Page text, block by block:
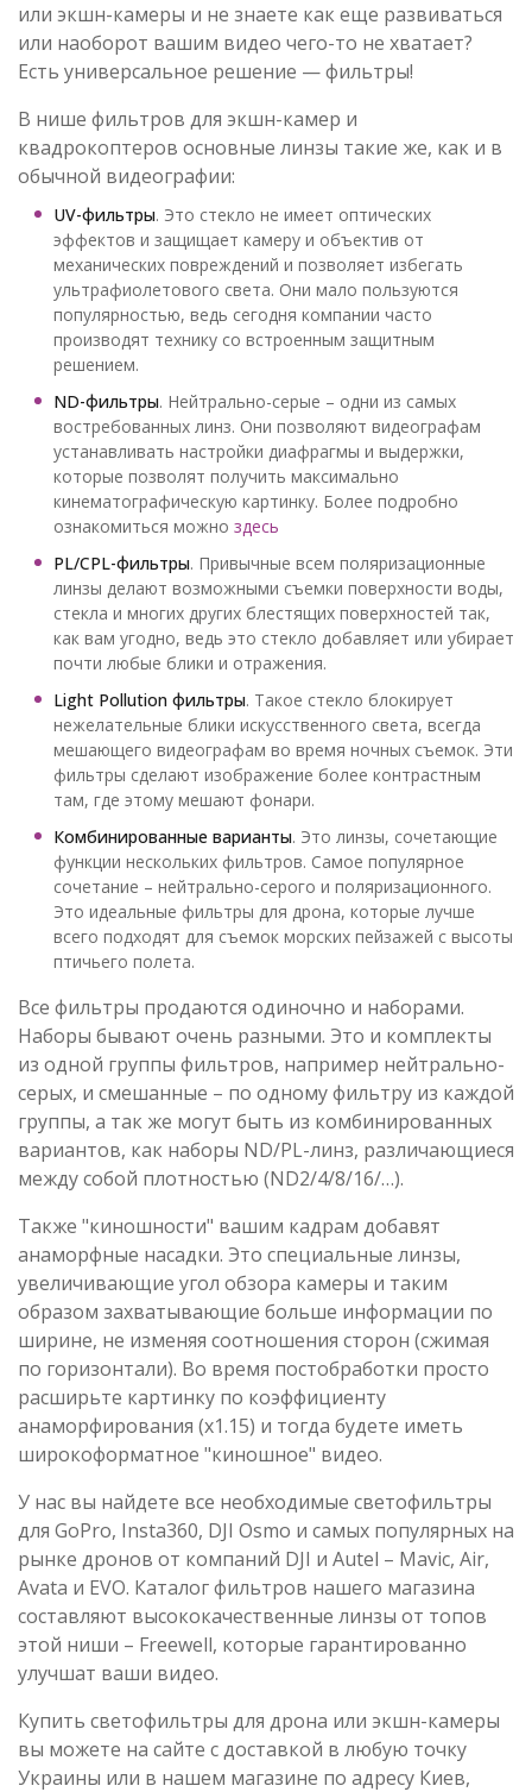
или экшн-камеры и не знаете как еще развиваться
или наоборот вашим видео чего-то не хватает?
Есть универсальное решение — фильтры!
В нише фильтров для экшн-камер и
квадрокоптеров основные линзы такие же, как и в
обычной видеографии:
UV-фильтры. Это стекло не имеет оптических
эффектов и защищает камеру и объектив от
механических повреждений и позволяет избегать
ультрафиолетового света. Они мало пользуются
популярностью, ведь сегодня компании часто
производят технику со встроенным защитным
решением.
ND-фильтры. Нейтрально-серые – одни из самых
востребованных линз. Они позволяют видеографам
устанавливать настройки диафрагмы и выдержки,
которые позволят получить максимально
кинематографическую картинку. Более подробно
ознакомиться можно здесь
PL/CPL-фильтры. Привычные всем поляризационные
линзы делают возможными съемки поверхности воды,
стекла и многих других блестящих поверхностей так,
как вам угодно, ведь это стекло добавляет или убирает
почти любые блики и отражения.
Light Pollution фильтры. Такое стекло блокирует
нежелательные блики искусственного света, всегда
мешающего видеографам во время ночных съемок. Эти
фильтры сделают изображение более контрастным
там, где этому мешают фонари.
Комбинированные варианты. Это линзы, сочетающие
функции нескольких фильтров. Самое популярное
сочетание – нейтрально-серого и поляризационного.
Это идеальные фильтры для дрона, которые лучше
всего подходят для съемок морских пейзажей с высоты
птичьего полета.
Все фильтры продаются одиночно и наборами.
Наборы бывают очень разными. Это и комплекты
из одной группы фильтров, например нейтрально-
серых, и смешанные – по одному фильтру из каждой
группы, а так же могут быть из комбинированных
вариантов, как наборы ND/PL-линз, различающиеся
между собой плотностью (ND2/4/8/16/…).
Также "киношности" вашим кадрам добавят
анаморфные насадки. Это специальные линзы,
увеличивающие угол обзора камеры и таким
образом захватывающие больше информации по
ширине, не изменяя соотношения сторон (сжимая
по горизонтали). Во время постобработки просто
расширьте картинку по коэффициенту
анаморфирования (х1.15) и тогда будете иметь
широкоформатное "киношное" видео.
У нас вы найдете все необходимые светофильтры
для GoPro, Insta360, DJI Osmo и самых популярных на
рынке дронов от компаний DJI и Autel – Mavic, Air,
Avata и EVO. Каталог фильтров нашего магазина
составляют высококачественные линзы от топов
этой ниши – Freewell, которые гарантированно
улучшат ваши видео.
Купить светофильтры для дрона или экшн-камеры
вы можете на сайте с доставкой в любую точку
Украины или в нашем магазине по адресу Киев,